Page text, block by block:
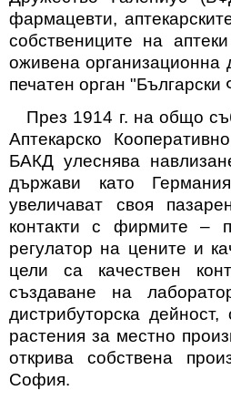
фармацевти,
собствениците на
оживена организационна
печатен орган
През 1914 г. на общо
Аптекарско
БАКД улеснява
държави като
увеличават своя
контакти с фирмите –
регулатор на цените и
цели са качествен
създаване на
дистрибуторска
растения за местно
открива собствена
София.